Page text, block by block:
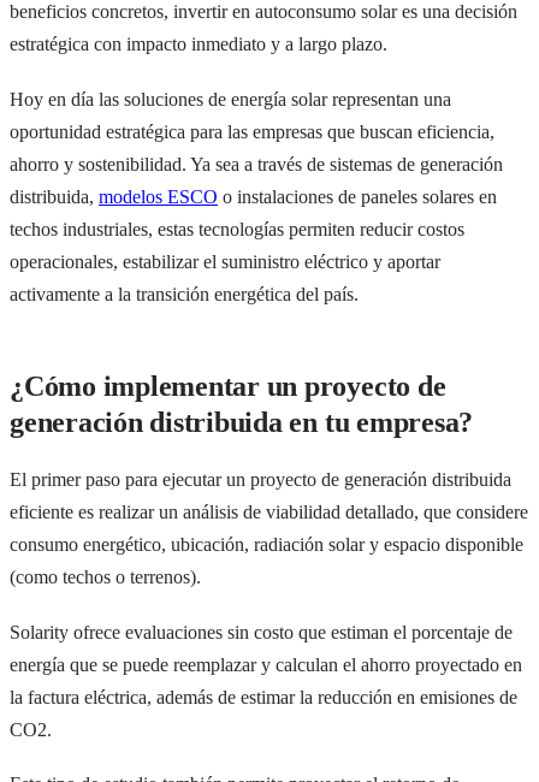
beneficios concretos, invertir en autoconsumo solar es una decisión
estratégica con impacto inmediato y a largo plazo.
Hoy en día las soluciones de energía solar representan una
oportunidad estratégica para las empresas que buscan eficiencia,
ahorro y sostenibilidad. Ya sea a través de sistemas de generación
distribuida, modelos ESCO o instalaciones de paneles solares en
techos industriales, estas tecnologías permiten reducir costos
operacionales, estabilizar el suministro eléctrico y aportar
activamente a la transición energética del país.
¿Cómo implementar un proyecto de
generación distribuida en tu empresa?
El primer paso para ejecutar un proyecto de generación distribuida
eficiente es realizar un análisis de viabilidad detallado, que considere
consumo energético, ubicación, radiación solar y espacio disponible
(como techos o terrenos).
Solarity ofrece evaluaciones sin costo que estiman el porcentaje de
energía que se puede reemplazar y calculan el ahorro proyectado en
la factura eléctrica, además de estimar la reducción en emisiones de
CO2.